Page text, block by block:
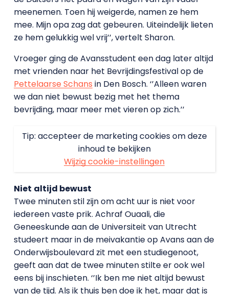
meenemen. Toen hij weigerde, namen ze hem
mee. Mijn opa zag dat gebeuren. Uiteindelijk lieten
ze hem gelukkig wel vrij’’, vertelt Sharon.
Vroeger ging de Avansstudent een dag later altijd
met vrienden naar het Bevrijdingsfestival op de
Pettelaarse Schans in Den Bosch. ‘’Alleen waren
we dan niet bewust bezig met het thema
bevrijding, maar meer met vieren op zich.’’
Tip: accepteer de marketing cookies om deze
inhoud te bekijken
Wijzig cookie-instellingen
Niet altijd bewust
Twee minuten stil zijn om acht uur is niet voor
iedereen vaste prik. Achraf Ouaali, die
Geneeskunde aan de Universiteit van Utrecht
studeert maar in de meivakantie op Avans aan de
Onderwijsboulevard zit met een studiegenoot,
geeft aan dat de twee minuten stilte er ook wel
eens bij inschieten. ‘’Ik ben me niet altijd bewust
van de tijd. Als ik thuis ben doe ik het, maar dat is